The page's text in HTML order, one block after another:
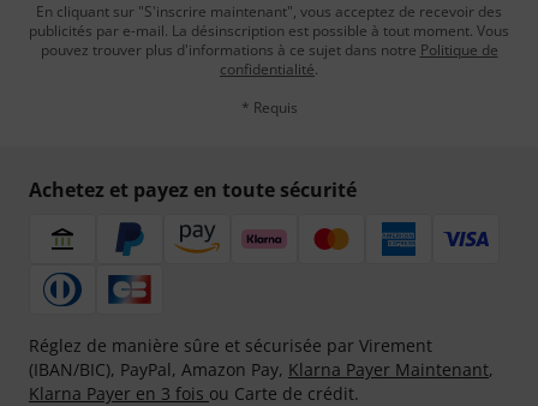
En cliquant sur "S'inscrire maintenant", vous acceptez de recevoir des
publicités par e-mail. La désinscription est possible à tout moment. Vous
pouvez trouver plus d'informations à ce sujet dans notre Politique de
confidentialité.
* Requis
Achetez et payez en toute sécurité
Réglez de manière sûre et sécurisée par Virement
(IBAN/BIC), PayPal, Amazon Pay, Klarna Payer Maintenant,
Klarna Payer en 3 fois ou Carte de crédit.